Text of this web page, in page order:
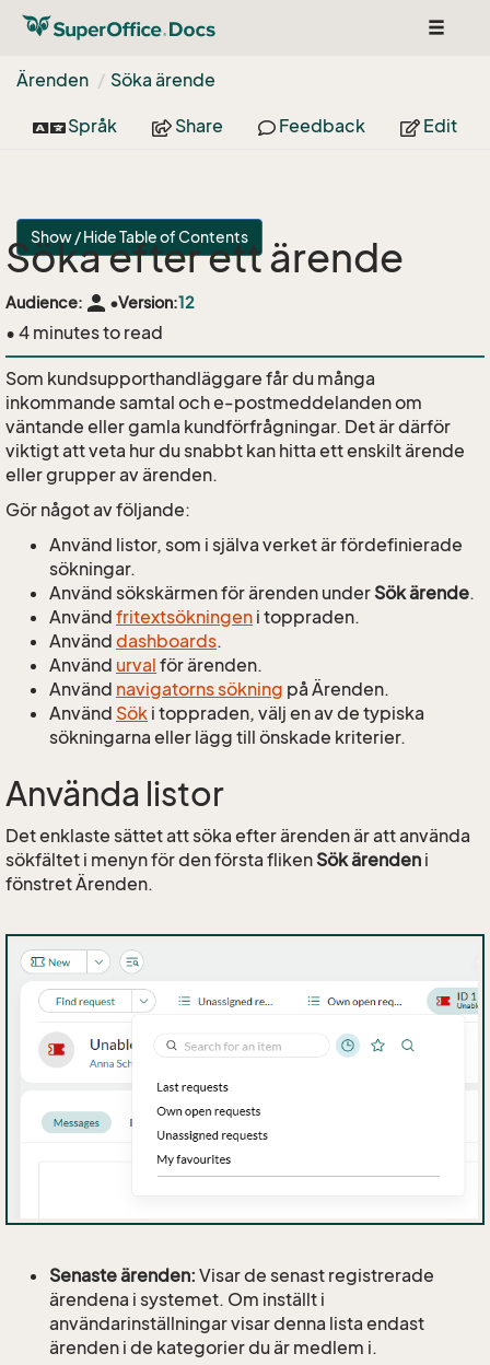
Toggle
Ärenden
Söka ärende
Språk Share Feedback Edit
Show / Hide Table of Contents
Söka efter ett ärende
Audience: person •Version:12
• 4 minutes to read
Som kundsupporthandläggare får du många
inkommande samtal och e-postmeddelanden om
väntande eller gamla kundförfrågningar. Det är därför
viktigt att veta hur du snabbt kan hitta ett enskilt ärende
eller grupper av ärenden.
Gör något av följande:
Använd listor, som i själva verket är fördefinierade
sökningar.
Använd sökskärmen för ärenden under Sök ärende.
Använd fritextsökningen i toppraden.
Använd dashboards.
Använd urval för ärenden.
Använd navigatorns sökning på Ärenden.
Använd Sök i toppraden, välj en av de typiska
sökningarna eller lägg till önskade kriterier.
Använda listor
Det enklaste sättet att söka efter ärenden är att använda
sökfältet i menyn för den första fliken Sök ärenden i
fönstret Ärenden.
Senaste ärenden: Visar de senast registrerade
ärendena i systemet. Om inställt i
användarinställningar visar denna lista endast
ärenden i de kategorier du är medlem i.